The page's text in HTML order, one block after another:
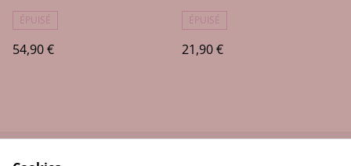
ÉPUISÉ
54,90 €
ÉPUISÉ
21,90 €